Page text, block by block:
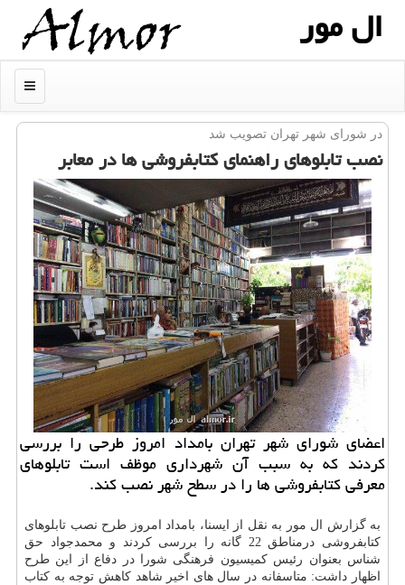
ال مور
منو
در شورای شهر تهران تصویب شد
نصب تابلوهای راهنمای كتابفروشی ها در معابر
اعضای شورای شهر تهران بامداد امروز طرحی را بررسی
كردند كه به سبب آن شهرداری موظف است تابلوهای
معرفی كتابفروشی ها را در سطح شهر نصب كند.
به گزارش ال مور به نقل از ایسنا، بامداد امروز طرح نصب تابلوهای
کتابفروشی درمناطق 22 گانه را بررسی کردند و محمدجواد حق
شناس بعنوان رئیس کمیسیون فرهنگی شورا در دفاع از این طرح
اظهار داشت: متاسفانه در سال های اخیر شاهد کاهش توجه به کتاب